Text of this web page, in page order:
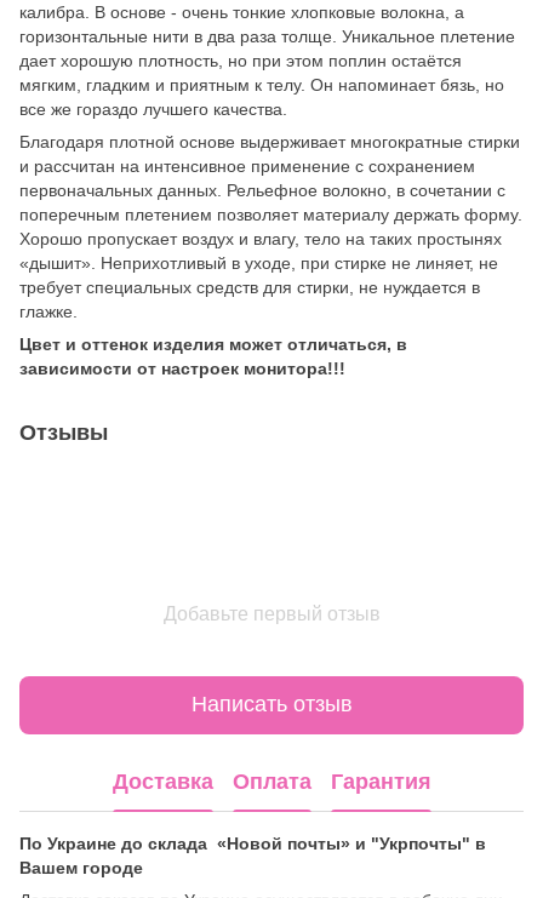
калибра. В основе - очень тонкие хлопковые волокна, а
горизонтальные нити в два раза толще. Уникальное плетение
дает хорошую плотность, но при этом поплин остаётся
мягким, гладким и приятным к телу. Он напоминает бязь, но
все же гораздо лучшего качества.
Благодаря плотной основе выдерживает многократные стирки
и рассчитан на интенсивное применение с сохранением
первоначальных данных. Рельефное волокно, в сочетании с
поперечным плетением позволяет материалу держать форму.
Хорошо пропускает воздух и влагу, тело на таких простынях
«дышит». Неприхотливый в уходе, при стирке не линяет, не
требует специальных средств для стирки, не нуждается в
глажке.
Цвет и оттенок изделия может отличаться, в
зависимости от настроек монитора!!!
Отзывы
Добавьте первый отзыв
Написать отзыв
Доставка Оплата Гарантия
По Украине до склада «Новой почты» и "Укрпочты" в
Вашем городе